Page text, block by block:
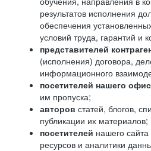
результатов исполнения
обеспечения
условий труда, гарантий и
представителей
(исполнения) договора,
информационного
посетителей нашего
им пропуска;
авторов статей, блогов,
публикации их материалов;
посетителей нашего
ресурсов и аналитики